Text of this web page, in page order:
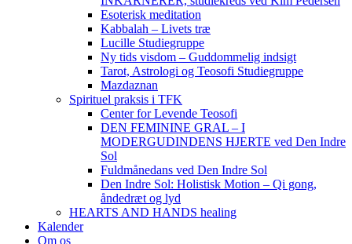
Esoterisk meditation
Kabbalah – Livets træ
Lucille Studiegruppe
Ny tids visdom – Guddommelig indsigt
Tarot, Astrologi og Teosofi Studiegruppe
Mazdaznan
Spirituel praksis i TFK
Center for Levende Teosofi
DEN FEMININE GRAL – I
MODERGUDINDENS HJERTE ved Den Indre
Sol
Fuldmånedans ved Den Indre Sol
Den Indre Sol: Holistisk Motion – Qi gong,
åndedræt og lyd
HEARTS AND HANDS healing
Kalender
Om os